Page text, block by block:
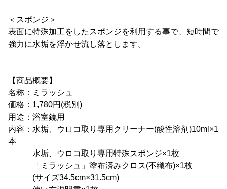
＜スポンジ＞
表面に特殊加工をしたスポンジを利用する事で、短時間で
強力に水垢を浮かせ流し落とします。
【商品概要】
名称：ミラッシュ
価格：1,780円(税別)
用途：浴室鏡用
内容：水垢、ウロコ取り専用クリーナー(酸性溶剤)10ml×1
本
水垢、ウロコ取り専用特殊スポンジ×1枚
「ミラッシュ」塗布済みクロス(不織布)×1枚
(サイズ34.5cm×31.5cm)